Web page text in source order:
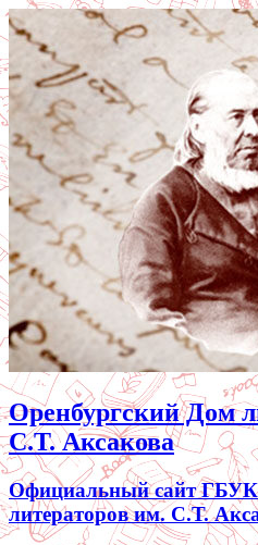
Оренбургский Дом
С.Т. Аксакова
Официальный сайт
литераторов им. С.Т.